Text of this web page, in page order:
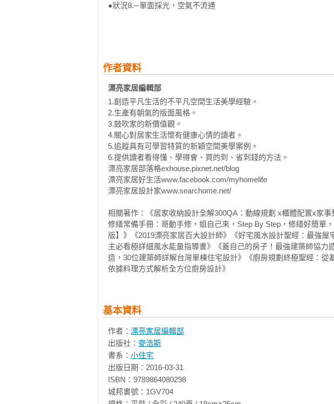
●狀況8.─單面採光，空氣不流通
●狀況10.想要多更衣室、閱讀空間或其它機能
格局專家PROFILE
作者資料
漂亮家居編輯部
1.創造平凡生活的不平凡空間生活美學經驗。
2.生產有朝氣的版面風格。
3.鼓吹家的新價值觀。
4.關心對居家生活懷有健康心情的讀者。
5.追蹤具有可學習特質的新穎空間美學案例。
6.提供讀者看得懂、學得會、買的到、省到錢的方法。
漂亮家居部落格exhouse.pixnet.net/blog
漂亮家居好生活www.facebook.com/myhomelife
漂亮家居設計家www.searchome.net/
相關著作：《居家收納設計全解300QA：動線規劃 x櫃體配置x家
修繕常備手冊：哥動手修，姐自己來，Step By Step，修繕好簡單
版】》《2019漂亮家居百大設計師》《好宅風水設計聖經：最強屋
主必看極詳細風水能量指導書》《蓋自己的房子！最強建築師協力
造，30位建築師詳解台灣單棟住宅設計》《廚房規劃終極聖經：從
依據料理方式解析全方位廚房設計》
基本資料
作者： 漂亮家居編輯部
出版社： 麥浩斯
書系： 小住宅
出版日期：2016-03-31
ISBN：9789864080298
城邦書號：1GV704